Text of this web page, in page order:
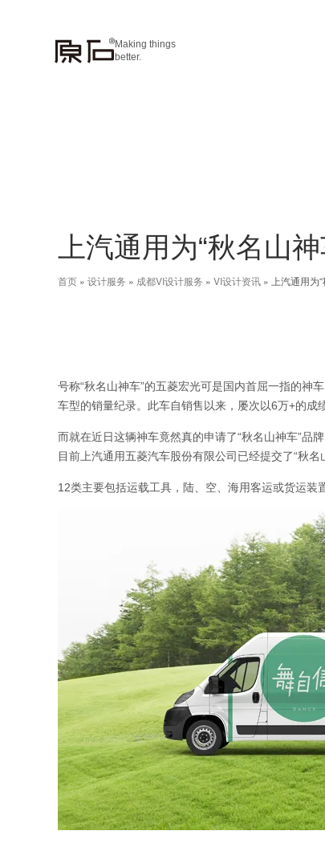
Making things
better.
上汽通用为“秋名山
首页 » 设计服务 » 成都VI设计服务 » VI设计资讯 » 上汽通用为
号称“秋名山神车”的五菱宏光可是国内首屈一指的神
车型的销量纪录。此车自销售以来，屡次以6万+的成
而就在近日这辆神车竟然真的申请了“秋名山神车”品
目前上汽通用五菱汽车股份有限公司已经提交了“秋
12类主要包括运载工具，陆、空、海用客运或货运装